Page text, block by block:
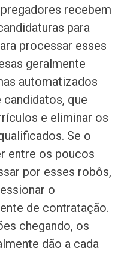
recebem
para
processar esses
geralmente
automatizados
que
e eliminar os
Se o
entre os poucos
por esses robôs,
o
de contratação.
chegando, os
dão a cada